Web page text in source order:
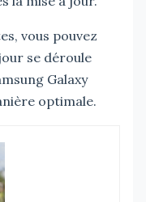
vous pouvez
se déroule
Galaxy
optimale.